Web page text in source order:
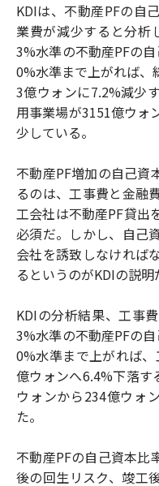
KDIは、不動産PFの自
業費が減少すると分析
3%水準の不動産PFの
0%水準まで上がれば、
3億ウォンに7.2%減少
用事業場が3151億ウォ
少している。
不動産PF増加の自己資
るのは、工事費と金融
工会社は不動産PF貸出
必須だ。しかし、自己
会社を誘致しなければ
るというのがKDIの説明
KDIの分析結果、工事
3%水準の不動産PFの
0%水準まで上がれば
億ウォンへ6.4%下落
ウォンから234億ウォ
た。
不動産PFの自己資本比
後の回生リスク、竣工